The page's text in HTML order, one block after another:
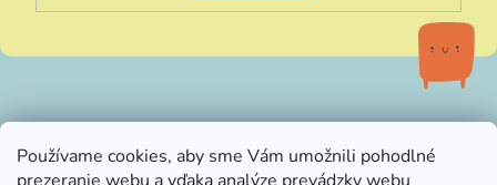
Používame cookies, aby sme Vám umožnili pohodlné
info@littleluna.sk